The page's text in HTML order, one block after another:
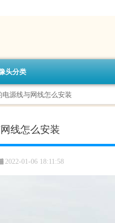
头分类
电源线与网线怎么安装
线怎么安装
2022-01-06 18:11:58